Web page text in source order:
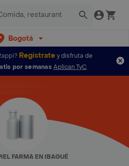
Bogotá
Regístratey disfruta de
por semanas Aplican TyC
FARMA EN IBAGUÉ